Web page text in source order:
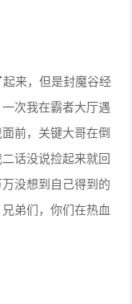
来，但是封魔谷经
次我在霸者大厅遇
前，关键大哥在倒
话没说捡起来就回
没想到自己得到的
弟们，你们在热血